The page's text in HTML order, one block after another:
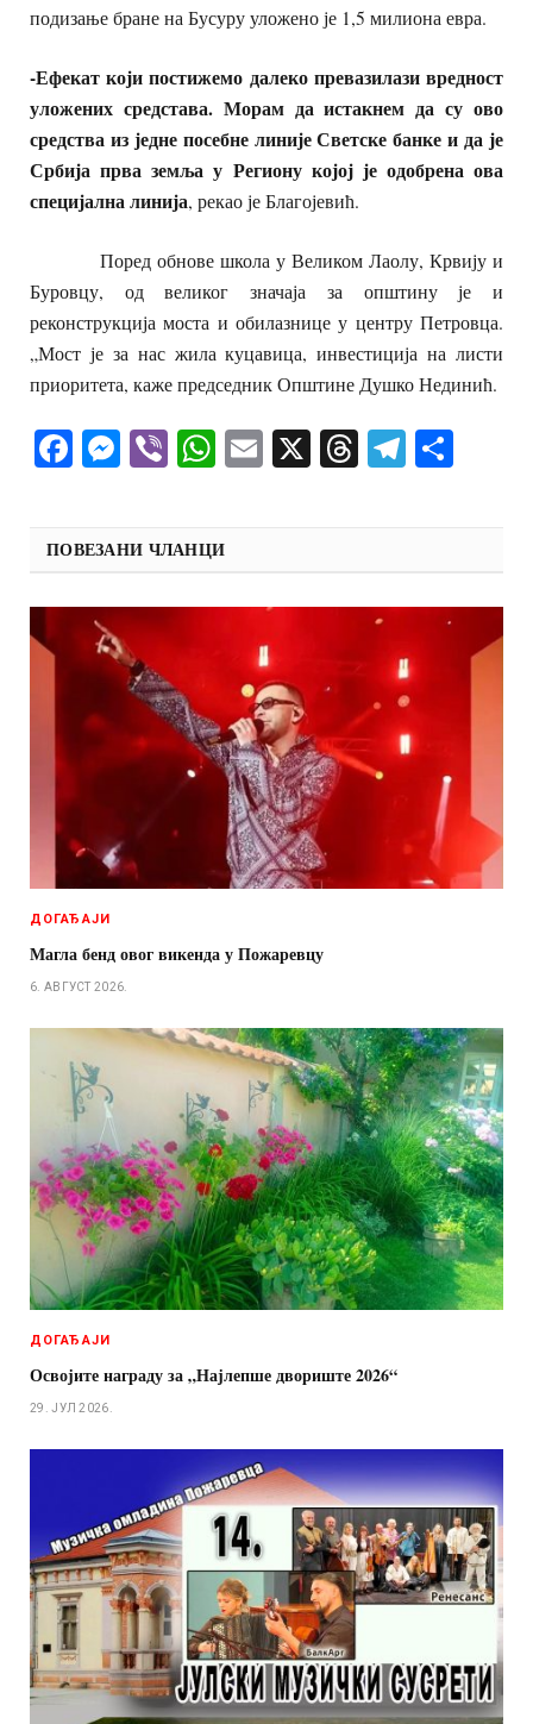
подизање бране на Бусуру уложено је 1,5 милиона евра.
-Ефекат који постижемо далеко превазилази вредност
уложених средстава. Морам да истакнем да су ово
средства из једне посебне линије Светске банке и да је
Србија прва земља у Региону којој је одобрена ова
специјална линија, рекао је Благојевић.
Поред обнове школа у Великом Лаолу, Крвију и
Буровцу, од великог значаја за општину је и
реконструкција моста и обилазнице у центру Петровца.
„Мост је за нас жила куцавица, инвестиција на листи
приоритета, каже председник Општине Душко Нединић.
Facebook
Messenger
ViberWhatsApp
Email
X Threads
ПОВЕЗАНИ ЧЛАНЦИ
ДОГАЂАЈИ
Магла бенд овог викенда у Пожаревцу
6. АВГУСТ 2026.
ДОГАЂАЈИ
Освојите награду за „Најлепше двориште 2026“
29. ЈУЛ 2026.